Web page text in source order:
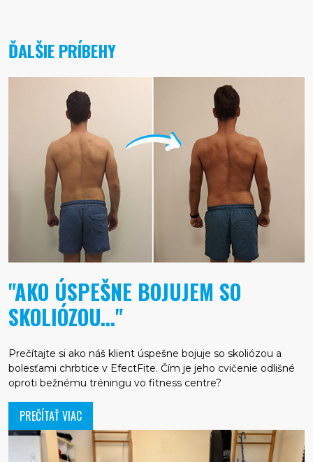
ĎALŠIE PRÍBEHY
"AKO ÚSPEŠNE BOJUJEM SO
SKOLIÓZOU..."
Prečítajte si ako náš klient úspešne bojuje so skoliózou a
bolesťami chrbtice v EfectFite. Čím je jeho cvičenie odlišné
oproti bežnému tréningu vo fitness centre?
PREČÍTAŤ VIAC